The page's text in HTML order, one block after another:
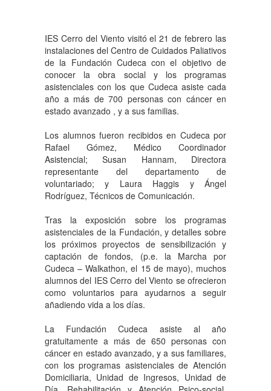
IES Cerro del Viento visitó el 21 de febrero las
instalaciones del Centro de Cuidados Paliativos
de la Fundación Cudeca con el objetivo de
conocer la obra social y los programas
asistenciales con los que Cudeca asiste cada
año a más de 700 personas con cáncer en
estado avanzado , y a sus familias.
Los alumnos fueron recibidos en Cudeca por
Rafael Gómez, Médico Coordinador
Asistencial; Susan Hannam, Directora
representante del departamento de
voluntariado; y Laura Haggis y Ángel
Rodríguez, Técnicos de Comunicación.
Tras la exposición sobre los programas
asistenciales de la Fundación, y detalles sobre
los próximos proyectos de sensibilización y
captación de fondos, (p.e. la Marcha por
Cudeca – Walkathon, el 15 de mayo), muchos
alumnos del IES Cerro del Viento se ofrecieron
como voluntarios para ayudarnos a seguir
añadiendo vida a los días.
La Fundación Cudeca asiste al año
gratuitamente a más de 650 personas con
cáncer en estado avanzado, y a sus familiares,
con los programas asistenciales de Atención
Domiciliaria, Unidad de Ingresos, Unidad de